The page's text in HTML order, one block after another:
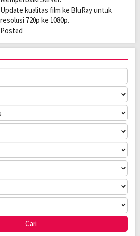
Update kualitas film ke BluRay untuk
resolusi 720p ke 1080p.
Posted